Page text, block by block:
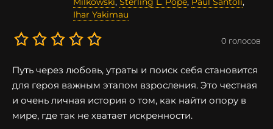
Ihar Yakimau
0 голосов
Путь через любовь, утраты и поиск себя становится
для героя важным этапом взросления. Это честная
и очень личная история о том, как найти опору в
мире, где так не хватает искренности.